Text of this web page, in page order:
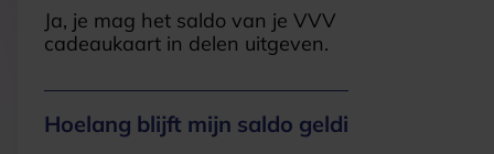
Ja, je mag het saldo van je VVV
cadeaukaart in delen uitgeven.
Hoelang blijft mijn saldo geldig?